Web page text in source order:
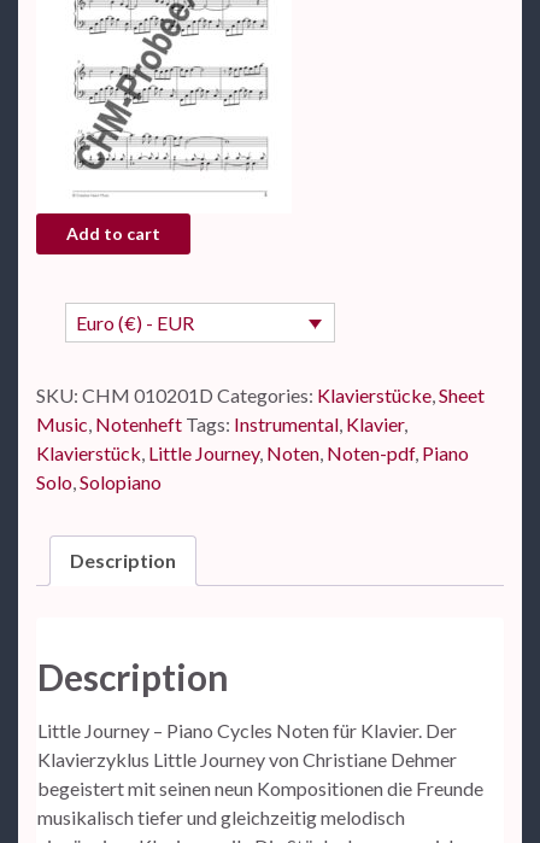
Notenheft "Little Journey" (Piano Cycles) - als PDF
Add to cart
Euro (€) - EUR
SKU: CHM 010201D Categories: Klavierstücke,Sheet
Music, Notenheft Tags: Instrumental, Klavier,
Klavierstück, Little Journey, Noten, Noten-pdf, Piano
Solo,Solopiano
Description
Description
Little Journey – Piano Cycles Noten für Klavier. Der
Klavierzyklus Little Journey von Christiane Dehmer
begeistert mit seinen neun Kompositionen die Freunde
musikalisch tiefer und gleichzeitig melodisch